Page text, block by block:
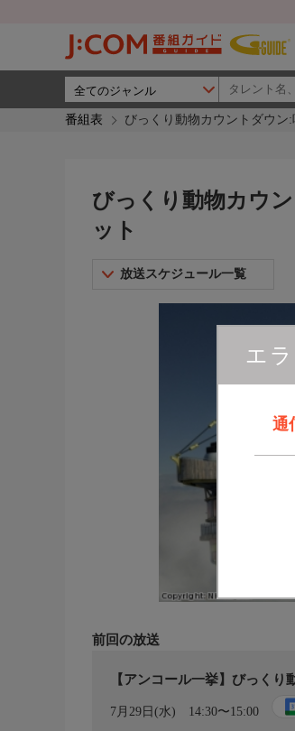
番組表 びっくり動物カウントダウン
エ
通
びっくり動物カウ
ット
放送スケジュール一覧
前回の放送
【アンコール一挙】びっく
7月29日(水) 14:30〜15:00